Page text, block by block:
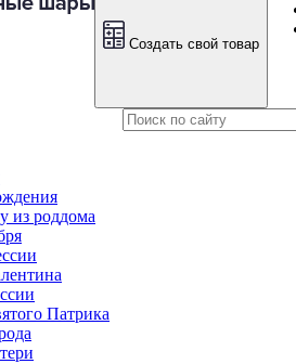
Создать свой товар
из роддома
Патрика